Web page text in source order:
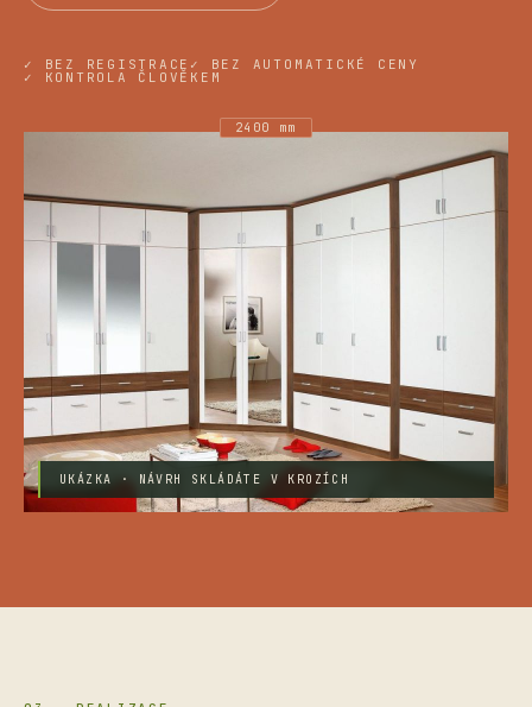
✓ BEZ REGISTRACE ✓ BEZ AUTOMATICKÉ CENY
✓ KONTROLA ČLOVĚKEM
2400 mm
UKÁZKA · NÁVRH SKLÁDÁTE V KROZÍCH